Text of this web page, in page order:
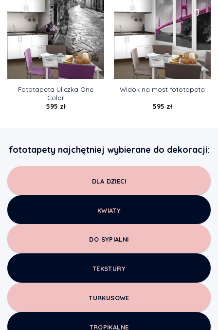
Fototapeta Uliczka One
Color
595 zł
Widok na most fototapeta
595 zł
fototapety najchętniej wybierane do dekoracji:
DLA DZIECI
KWIATY
DO SYPIALNI
TEKSTURY
TURKUSOWE
TROPIKALNE